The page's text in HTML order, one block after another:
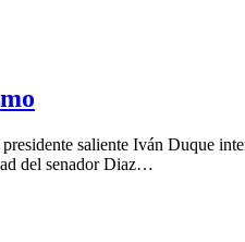
saliente Iván Duque
del senador Diaz…